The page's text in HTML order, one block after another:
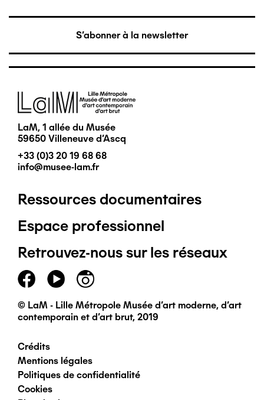
S'abonner à la newsletter
Image
LaM, 1 allée du Musée
59650 Villeneuve d'Ascq
+33 (0)3 20 19 68 68
info@musee-lam.fr
Pied
de
page
principal
Ressources documentaires
Espace professionnel
Retrouvez-nous sur les réseaux
© LaM - Lille Métropole Musée d'art moderne, d'art
contemporain et d'art brut, 2019
Pied
de
Crédits
Mentions légales
Politiques de confidentialité
Cookies